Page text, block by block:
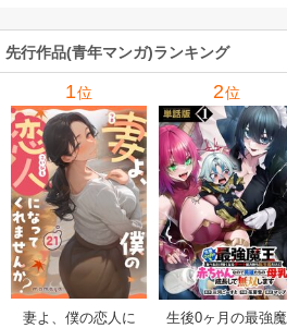
先行作品(青年マンガ)ランキング
1位
妻よ、僕の恋人に
2位
生後0ヶ月の最強魔